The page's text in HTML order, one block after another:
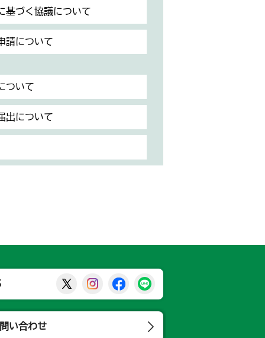
基づく協議について
請について
ついて
出について
那須烏山市公式X
那須烏山市公式Instagram
那須烏山市公式Facebook
い合わせ